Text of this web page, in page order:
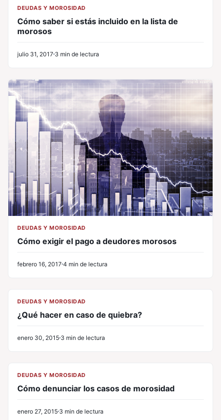
DEUDAS Y MOROSIDAD
Cómo saber si estás incluido en la lista de
morosos
julio 31, 2017 3 min de lectura
DEUDAS Y MOROSIDAD
Cómo exigir el pago a deudores morosos
febrero 16, 2017 4 min de lectura
DEUDAS Y MOROSIDAD
¿Qué hacer en caso de quiebra?
enero 30, 2015 3 min de lectura
DEUDAS Y MOROSIDAD
Cómo denunciar los casos de morosidad
enero 27, 2015 3 min de lectura